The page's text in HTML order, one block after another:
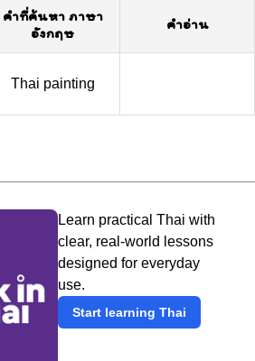
คำที่ค้นหา ภาษา
อังกฤษ
คำอ่าน
Thai painting
Learn practical Thai with
clear, real-world lessons
designed for everyday
use.
Start learning Thai